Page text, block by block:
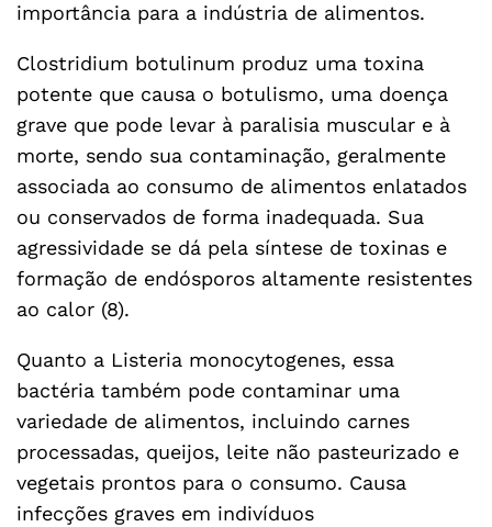
importância para a indústria de alimentos.
Clostridium botulinum produz uma toxina
potente que causa o botulismo, uma doença
grave que pode levar à paralisia muscular e à
morte, sendo sua contaminação, geralmente
associada ao consumo de alimentos enlatados
ou conservados de forma inadequada. Sua
agressividade se dá pela síntese de toxinas e
formação de endósporos altamente resistentes
ao calor (8).
Quanto a Listeria monocytogenes, essa
bactéria também pode contaminar uma
variedade de alimentos, incluindo carnes
processadas, queijos, leite não pasteurizado e
vegetais prontos para o consumo. Causa
infecções graves em indivíduos